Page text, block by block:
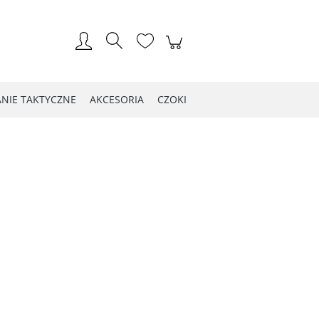
TAKTYCZNE AKCESORIA CZOKI